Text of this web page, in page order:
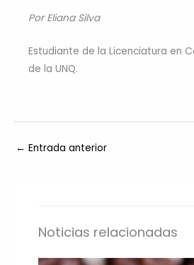
Por Eliana Silva
Estudiante de la Licenciatura en
de la UNQ.
← Entrada anterior
Noticias relacionadas